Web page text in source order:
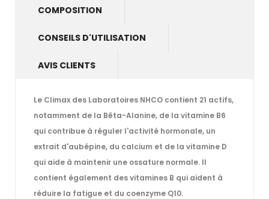
COMPOSITION
CONSEILS D'UTILISATION
AVIS CLIENTS
Le Climax des Laboratoires NHCO contient 21 actifs,
notamment de la Bêta-Alanine, de la vitamine B6
qui contribue à réguler l'activité hormonale, un
extrait d'aubépine, du calcium et de la vitamine D
qui aide à maintenir une ossature normale. Il
contient également des vitamines B qui aident à
réduire la fatigue et du coenzyme Q10.